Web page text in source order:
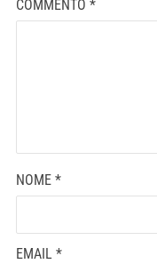
COMMENTO *
NOME *
EMAIL *